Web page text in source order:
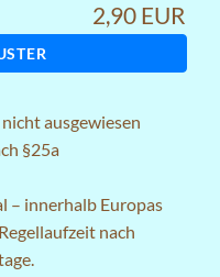
2,90 EUR
ausgewiesen
§25a
– innerhalb Europas
nach